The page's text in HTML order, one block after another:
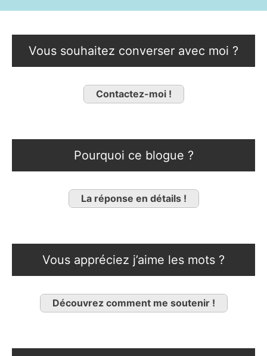
Vous souhaitez converser avec moi ?
Contactez-moi !
Pourquoi ce blogue ?
La réponse en détails !
Vous appréciez j’aime les mots ?
Découvrez comment me soutenir !